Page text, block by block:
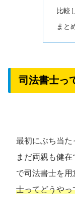
比較
まと
司法書士っ
最初にぶち当た
まだ両親も健
で司法書士を用
士ってどうや